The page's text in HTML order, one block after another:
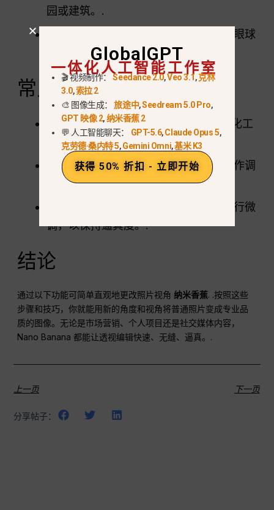
园或建筑。.
- 以独特的视角撰写吸引眼球
的文章。.
常见挑战和解决方案
复杂的背景- 使用 Nano Banana 的细化工
具，确保边缘平滑并按比例缩放。.
比例失调- 如果元素出现拉伸，则用稍作调
整的提示重新处理。.
- 可能需要对亮度或阴影进行微
调，以保持逼真度。.
结论
通过以下功能可简单直观地更改照片视角 纳米香蕉. .按照这些
步骤和技巧，你就能用新的角度和视角将普通照片变成专业品
质的图像。无论是市场营销、个人项目还是社交媒体内容，
Nano Banana 都能让透视编辑快速、无缝、逼真。.
上一页 下一页
分享帖子：
GlobalGPT
一体化人工智能工作室
🎬 视频制作：Seedance 2.0,Veo 3.1,克林
3.0,索拉 2
🎨 图像生成：旅途中,Seedream 5.0 Pro,
GPT 映像 2,纳米香蕉 2
💬 人工智能聊天： GPT-5.6,Claude Opus 5,
克劳德·桑内特 5,Gemini Omni,基米 K3
获得 50% 折扣 - 立即开始